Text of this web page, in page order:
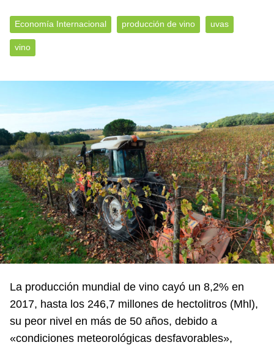
Economía Internacional producción de vino uvas
vino
La producción mundial de vino cayó un 8,2% en
2017, hasta los 246,7 millones de hectolitros (Mhl),
su peor nivel en más de 50 años, debido a
«condiciones meteorológicas desfavorables»,